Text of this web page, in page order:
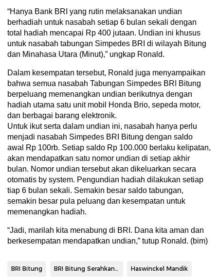
“Hanya Bank BRI yang rutin melaksanakan undian
berhadiah untuk nasabah setiap 6 bulan sekali dengan
total hadiah mencapai Rp 400 jutaan. Undian ini khusus
untuk nasabah tabungan Simpedes BRI di wilayah Bitung
dan Minahasa Utara (Minut),” ungkap Ronald.
Dalam kesempatan tersebut, Ronald juga menyampaikan
bahwa semua nasabah Tabungan Simpedes BRI Bitung
berpeluang memenangkan undian berikutnya dengan
hadiah utama satu unit mobil Honda Brio, sepeda motor,
dan berbagai barang elektronik.
Untuk ikut serta dalam undian ini, nasabah hanya perlu
menjadi nasabah Simpedes BRI Bitung dengan saldo
awal Rp 100rb. Setiap saldo Rp 100.000 berlaku kelipatan,
akan mendapatkan satu nomor undian di setiap akhir
bulan. Nomor undian tersebut akan dikeluarkan secara
otomatis by system. Pengundian hadiah dilakukan setiap
tiap 6 bulan sekali. Semakin besar saldo tabungan,
semakin besar pula peluang dan kesempatan untuk
memenangkan hadiah.
“Jadi, marilah kita menabung di BRI. Dana kita aman dan
berkesempatan mendapatkan undian,” tutup Ronald. (bim)
BRI Bitung BRI Bitung Serahkan Hadiah Mobil Haswinckel Mandik